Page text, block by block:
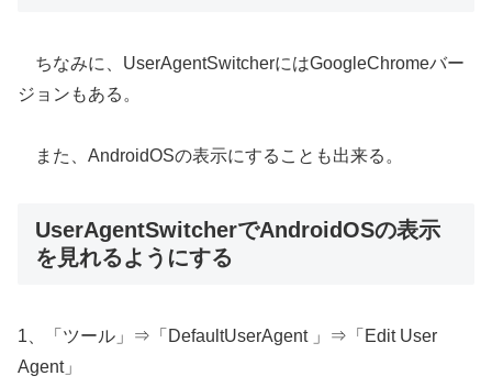
ちなみに、UserAgentSwitcherにはGoogleChromeバー
ジョンもある。
また、AndroidOSの表示にすることも出来る。
UserAgentSwitcherでAndroidOSの表示
を見れるようにする
1、「ツール」⇒「DefaultUserAgent 」⇒「Edit User
Agent」